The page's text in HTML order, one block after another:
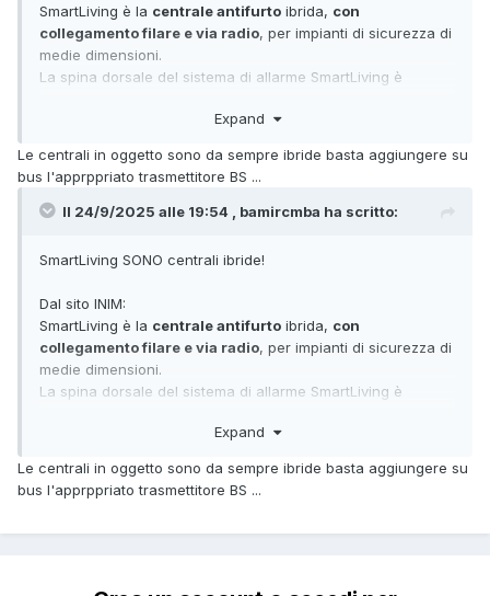
SmartLiving è la centrale antifurto ibrida, con
collegamento filare e via radio, per impianti di sicurezza di
medie dimensioni.
La spina dorsale del sistema di allarme SmartLiving è
raggiungere una velocità di trasmissione più elevata e una
consente di espanderne le capacità incorporando in modo
pratico e immediato un'ampia gamma di dispositivi.
Il pannello di controllo può essere gestito da remoto tramite
servizio Inim Cloud per accedere a funzioni avanzate di
gestione e monitoraggio.
Expand
Le centrali in oggetto sono da sempre ibride basta aggiungere su
bus l'apprppriato trasmettitore BS ...
Il 24/9/2025 alle 19:54 , bamircmba ha scritto:
SmartLiving SONO centrali ibride!
Dal sito INIM:
SmartLiving è la centrale antifurto ibrida, con
collegamento filare e via radio, per impianti di sicurezza di
medie dimensioni.
La spina dorsale del sistema di allarme SmartLiving è
raggiungere una velocità di trasmissione più elevata e una
consente di espanderne le capacità incorporando in modo
pratico e immediato un'ampia gamma di dispositivi.
gestione e monitoraggio.
Expand
Le centrali in oggetto sono da sempre ibride basta aggiungere su
bus l'apprppriato trasmettitore BS ...